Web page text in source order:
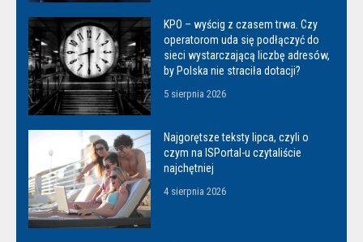
KPO – wyścig z czasem trwa. Czy
operatorom uda się podłączyć do
sieci wystarczającą liczbę adresów,
by Polska nie straciła dotacji?
5 sierpnia 2026
Najgorętsze teksty lipca, czyli o
czym na ISPortal-u czytaliście
najchętniej
4 sierpnia 2026